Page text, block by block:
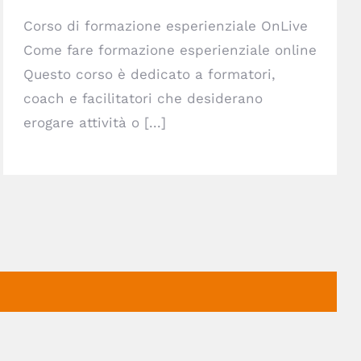
Corso di formazione esperienziale OnLive
Come fare formazione esperienziale online
Questo corso è dedicato a formatori,
coach e facilitatori che desiderano
erogare attività o [...]